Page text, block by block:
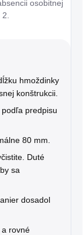
osobitnej
hmoždinky
konštrukcii.
predpisu
80 mm.
Duté
sa
dosadol
rovné